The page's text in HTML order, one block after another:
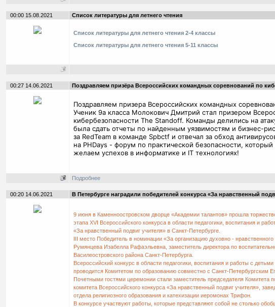
00:00 15.08.2021 Список литературы для летнего чтения
Список литературы для летнего чтения 2-4 классы
Список литературы для летнего чтения 5-11 классы
00:27 14.06.2021 Поздравляем призёра Всероссийских командных соревнований по
Поздравляем призера Всероссийских командных
Ученик 9а класса Молокович Дмитрий стал призером
кибербезопасности The Standoff. Команды делились на
была сдать отчеты по найденным уязвимостям и бизнес-
за RedTeam в команде Spbctf и отвечал за обход
на PHDays - форум по практической безопасности,
желаем успехов в информатике и IT технологиях!
Подробнее
00:20 14.06.2021 В Петербурге наградили победителей конкурса «За нравственный
9 июня в Каменноостровском дворце «Академии талантов» прошла
этапа XVI Всероссийского конкурса в области педагогики, воспитания и
«За нравственный подвиг учителя» в Санкт-Петербурге.
III место Победитель в номинации «За организацию духовно -
Румянцева Изабелла Рафаэльевна, заместитель директора по
Василеостровского района Санкт-Петербурга.
Всероссийский конкурс в области педагогики, воспитания и работы с
проводится Комитетом по образованию совместно с Санкт-Петербургским
Почетными гостями церемонии стали заместитель председателя
комитета Всероссийского конкурса «За нравственный подвиг учителя»,
отдела религиозного образования и катехизации иеромонах Трифон.
В конкурсе участвуют работы, которые представляют собой не столько